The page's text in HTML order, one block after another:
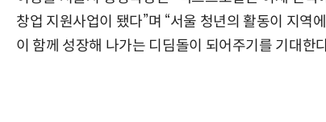
창업 지원사업이 됐다”며 “서울 청년의 활동이 지역
이 함께 성장해 나가는 디딤돌이 되어주기를 기대한